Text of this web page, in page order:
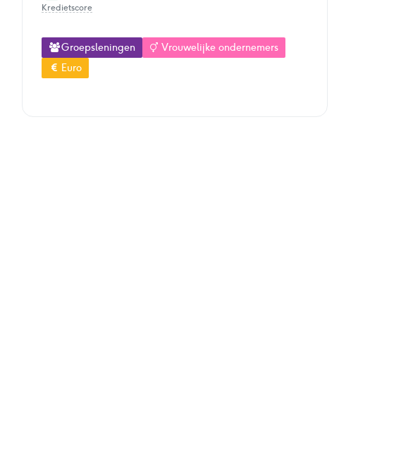
Kredietscore
Groepsleningen
Vrouwelijke ondernemers
Euro